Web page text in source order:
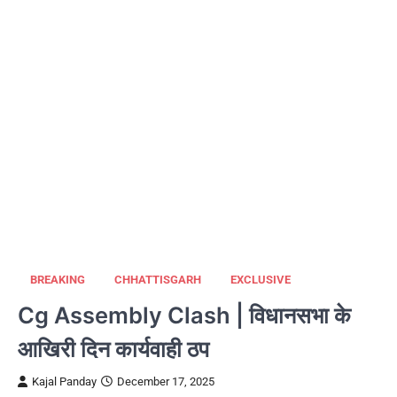
BREAKING CHHATTISGARH EXCLUSIVE
Cg Assembly Clash | विधानसभा के
आखिरी दिन कार्यवाही ठप
Kajal Panday December 17, 2025